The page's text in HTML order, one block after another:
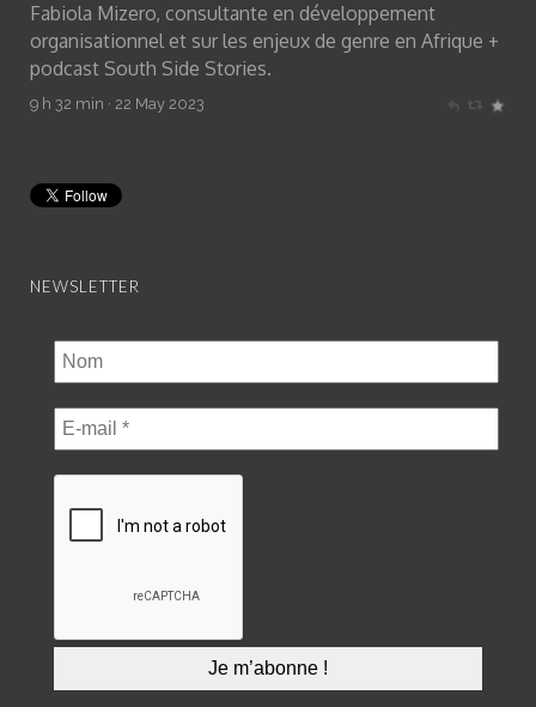
Fabiola Mizero, consultante en développement
organisationnel et sur les enjeux de genre en Afrique +
podcast South Side Stories.
9 h 32 min · 22 May 2023
NEWSLETTER